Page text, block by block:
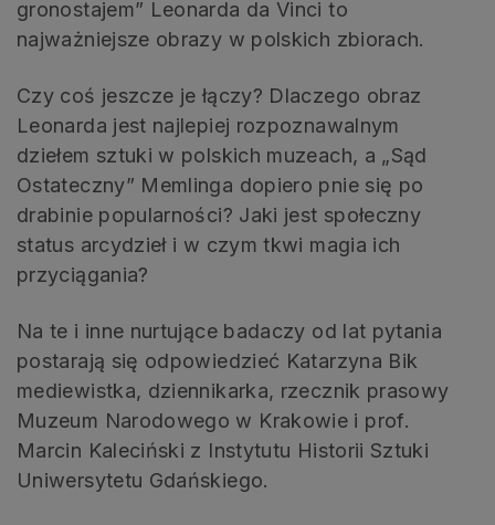
gronostajem” Leonarda da Vinci to
najważniejsze obrazy w polskich zbiorach.
Czy coś jeszcze je łączy? Dlaczego obraz
Leonarda jest najlepiej rozpoznawalnym
dziełem sztuki w polskich muzeach, a „Sąd
Ostateczny” Memlinga dopiero pnie się po
drabinie popularności? Jaki jest społeczny
status arcydzieł i w czym tkwi magia ich
przyciągania?
Na te i inne nurtujące badaczy od lat pytania
postarają się odpowiedzieć Katarzyna Bik
mediewistka, dziennikarka, rzecznik prasowy
Muzeum Narodowego w Krakowie i prof.
Marcin Kaleciński z Instytutu Historii Sztuki
Uniwersytetu Gdańskiego.